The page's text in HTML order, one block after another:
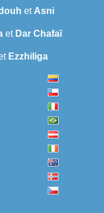
et Asni
et Dar Chafaï
Ezzhiliga